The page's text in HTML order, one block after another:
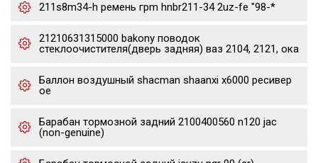
211s8m34-h ремень грm hnbr211-34 2uz-fe "98-*
21210631315000 bakony поводок
стеклоочистителя(дверь задняя) ваз 2104, 2121, ока
Баллон воздушный shacman shaanxi x6000 ресивер
oe
Барабан тормозной задний 2100400560 n120 jac
(non-genuine)